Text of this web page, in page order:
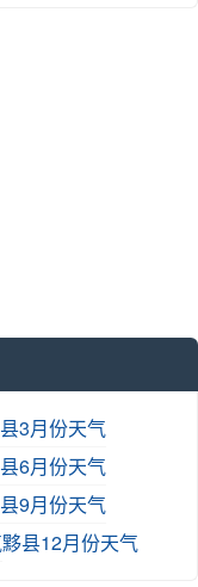
3月份天气
6月份天气
9月份天气
黟县12月份天气